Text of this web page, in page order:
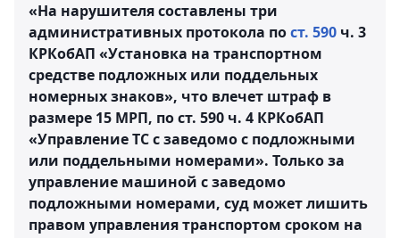
«На нарушителя составлены три
административных протокола пост. 590 ч. 3
КРКобАП «Установка на транспортном
средстве подложных или поддельных
номерных знаков», что влечет штраф в
размере 15 МРП, по ст. 590 ч. 4 КРКобАП
«Управление ТС с заведомо с подложными
или поддельными номерами». Только за
управление машиной с заведомо
подложными номерами, суд может лишить
правом управления транспортом сроком на